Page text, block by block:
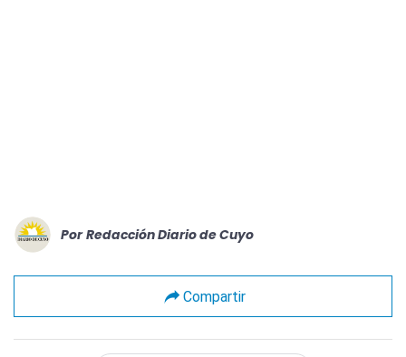
Por Redacción Diario de Cuyo
Compartir